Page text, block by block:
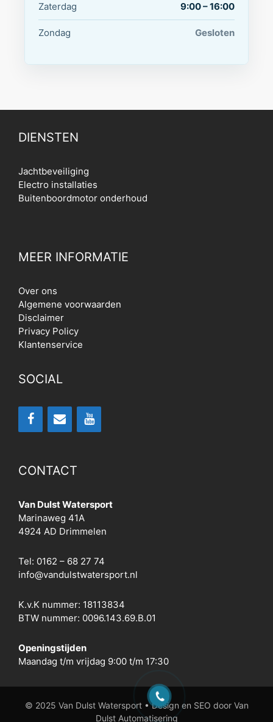
Zaterdag 9:00 – 16:00
Zondag Gesloten
DIENSTEN
Jachtbeveiliging
Electro installaties
Buitenboordmotor onderhoud
MEER INFORMATIE
Over ons
Algemene voorwaarden
Disclaimer
Privacy Policy
Klantenservice
SOCIAL
CONTACT
Van Dulst Watersport
Marinaweg 41A
4924 AD Drimmelen
Tel: 0162 – 68 27 74
info@vandulstwatersport.nl
K.v.K nummer: 18113834
BTW nummer: 0096.143.69.B.01
Openingstijden
Maandag t/m vrijdag 9:00 t/m 17:30
© 2025 Van Dulst Watersport • Design en SEO door Van
Dulst Automatisering